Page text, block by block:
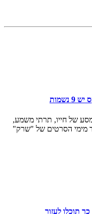
למסע של חייו, תרתי משמע,
מימי הסרטים של "שרק"